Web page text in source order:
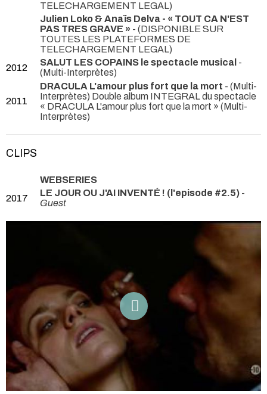
TELECHARGEMENT LEGAL)
Julien Loko & Anaïs Delva - « TOUT CA N'EST
PAS TRES GRAVE » - (DISPONIBLE SUR
TOUTES LES PLATEFORMES DE
TELECHARGEMENT LEGAL)
2012
SALUT LES COPAINS le spectacle musical -
(Multi-Interprètes)
2011
DRACULA L'amour plus fort que la mort - (Multi-
Interprètes) Double album INTEGRAL du spectacle
« DRACULA L'amour plus fort que la mort » (Multi-
Interprètes)
CLIPS
WEBSERIES
2017
LE JOUR OU J'AI INVENTÉ ! (l'episode #2.5) -
Guest